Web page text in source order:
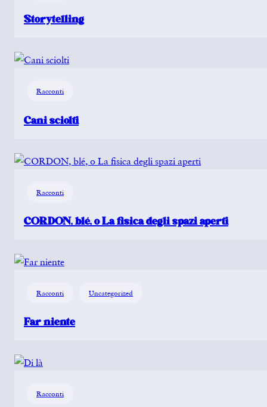
Storytelling
Racconti
Cani sciolti
Racconti
CORDON, blé, o La fisica degli spazi aperti
Racconti Uncategorized
Far niente
Racconti